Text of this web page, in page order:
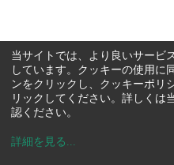
当サイトでは、より良いサービ
しています。クッキーの使用に
ンをクリックし、クッキーポリ
リックしてください。詳しくは
認ください。
詳細を見る ...